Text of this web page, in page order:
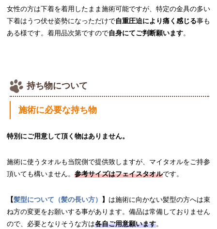
女性の方は下着を着用したまま施術可能ですが、特定の金具の多い
下着はうつ伏せ姿勢になっただけで自重圧迫により痛く感じる事も
ある様です。着用品次第ですので自身にてご判断願います。
持ち物について
施術に必要な持ち物
特別にご用意して頂く物はありません。
施術に使うタオルも当院側で提供致しますが、マイタオルをご持参
頂いても構いません。 参考サイズはフェイスタオルです。
【髪型について（髪の長い方） 】 は施術に向かない髪型の方へは束
ね方の変更をお願いする事があります。備品は常備しておりません
ので、必要となりそうな方は各自ご用意願います。